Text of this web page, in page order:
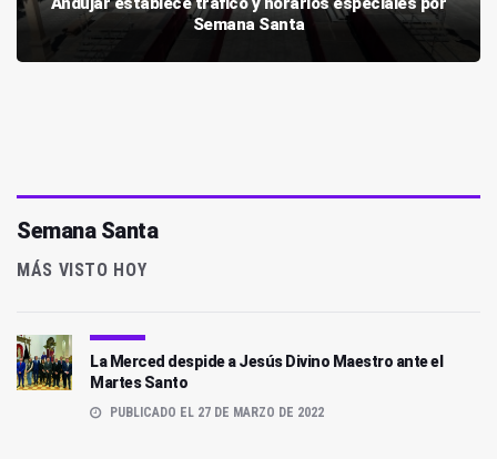
Semana Santa
Semana Santa
MÁS VISTO HOY
La Merced despide a Jesús Divino Maestro ante el
Martes Santo
PUBLICADO EL 27 DE MARZO DE 2022